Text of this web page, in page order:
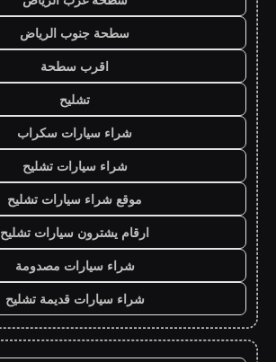
سطحة جنوب الرياض
اقرب سطحة
تشليح
شراء سيارات سكراب
شراء سيارات تشليح
موقع شراء سيارات تشليح
ارقام يشترون سيارات تشليح
شراء سيارات مصدومة
شراء سيارات قديمة تشليح